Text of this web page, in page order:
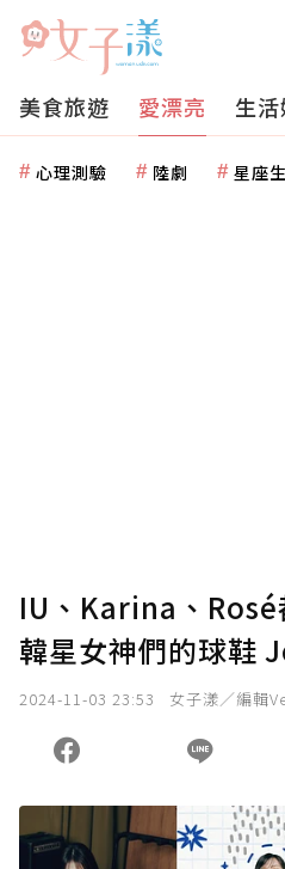
美食旅遊 愛漂亮 生
心理測驗 陸劇 星座
IU、Karina、
韓星女神們的球鞋
2024-11-03 23:53 女子漾／編輯